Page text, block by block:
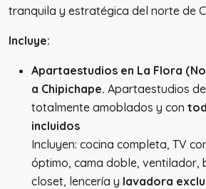
tranquila y estratégica del norte de
Incluye:
Apartaestudios en La Flora
a Chipichape. Apartaestudios
totalmente amoblados y con
incluidos
Incluyen: cocina completa, TV
óptimo, cama doble, ventilador,
closet, lencería y lavadora